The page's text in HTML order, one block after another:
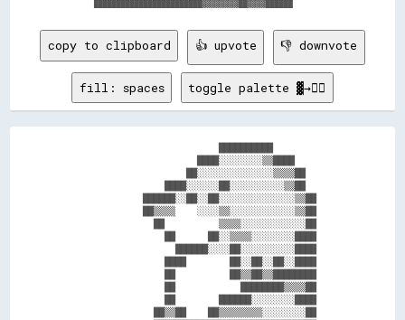
copy to clipboard 👍 upvote 👎 downvote
fill: spaces toggle palette ▓→✊🏽
                        ████░░░░░░░░▒▒████
                      ██░░░░░░░░░░░░░░▒▒▒▒██
                  ████░░░░░░██░░░░░░░░░░▒▒██
              ██████░░██░░██░░░░░░░░░░░░░░▒▒██
              ██▒▒▒▒    ░░░░▒▒░░░░░░░░░░░░▒▒██
                ██          ▒▒▒▒░░░░░░░░░░░░██
                  ██      ██░░▒▒▒▒░░░░░░░░████
                    ██████░░░░██░░░░░░░░░░████
                  ████        ██░░██░░██░░████
                  ██          ██▒▒██▒▒████████
                  ██            ████████▒▒▒▒██
                  ██        ██████░░░░░░░░████
                ██▒▒██    ██▒▒▒▒▒▒▒▒░░░░░░░░██